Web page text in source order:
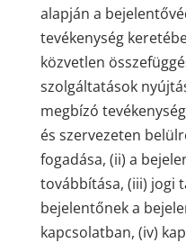
alapján a
tevékenység
közvetlen
szolgáltatások
megbízó
és szervezeten
fogadása, (ii) a
továbbítása, (iii) jogi
bejelentőnek a
kapcsolatban, (iv)